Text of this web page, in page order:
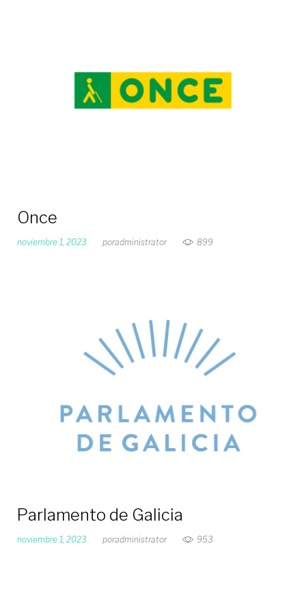
Once
noviembre 1, 2023 poradministrator 899
Parlamento de Galicia
noviembre 1, 2023 poradministrator 953